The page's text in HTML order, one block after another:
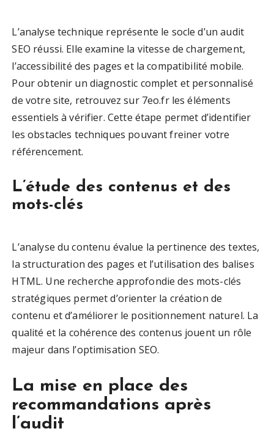
L’analyse technique représente le socle d’un audit
SEO réussi. Elle examine la vitesse de chargement,
l’accessibilité des pages et la compatibilité mobile.
Pour obtenir un diagnostic complet et personnalisé
de votre site, retrouvez sur 7eo.fr les éléments
essentiels à vérifier. Cette étape permet d’identifier
les obstacles techniques pouvant freiner votre
référencement.
L’étude des contenus et des
mots-clés
L’analyse du contenu évalue la pertinence des textes,
la structuration des pages et l’utilisation des balises
HTML. Une recherche approfondie des mots-clés
stratégiques permet d’orienter la création de
contenu et d’améliorer le positionnement naturel. La
qualité et la cohérence des contenus jouent un rôle
majeur dans l’optimisation SEO.
La mise en place des
recommandations après
l’audit